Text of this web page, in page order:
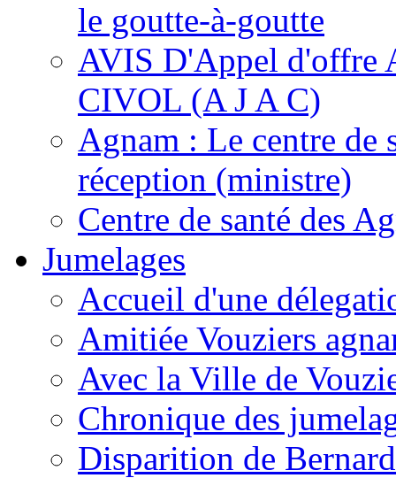
le goutte-à-goutte
AVIS D'Appel d'offre
CIVOL (A J A C)
Agnam : Le centre de
réception (ministre)
Centre de santé des
Jumelages
Accueil d'une
Amitiée Vouziers
Avec la Ville de
Chronique des
Disparition de